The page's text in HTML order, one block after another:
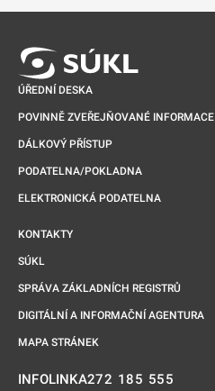
ÚŘEDNÍ DESKA
POVINNĚ ZVEŘEJŇOVANÉ INFORMACE
DÁLKOVÝ PŘÍSTUP
PODATELNA/POKLADNA
ELEKTRONICKÁ PODATELNA
KONTAKTY
SÚKL
SPRÁVA ZÁKLADNÍCH REGISTRŮ
DIGITÁLNÍ A INFORMAČNÍ AGENTURA
MAPA STRÁNEK
INFOLINKA272 185 555